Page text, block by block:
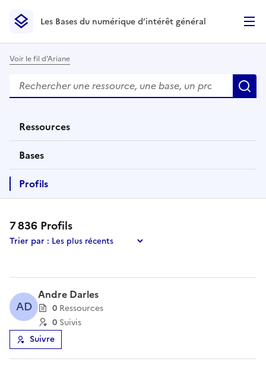
Les Bases du numérique d’intérêt général- Retour à la
Les Bases du numérique d’intérêt général
Voir le fil d'Ariane
Rechercher
Des résultats de recherche apparaissent
Ressources
éléments
Bases
éléments
Profils
éléments
7 836 Profils
Trier par :
AD
Andre Darles
0 Ressources
0 Suivis
Suivre